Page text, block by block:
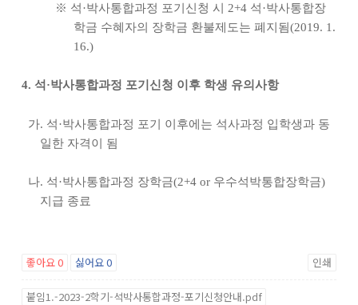
※ 석·박사통합과정 포기신청 시 2+4 석·박사통합장
학금 수혜자의 장학금 환불제도는 폐지됨(2019. 1.
16.)
4. 석·박사통합과정 포기신청 이후 학생 유의사항
가. 석·박사통합과정 포기 이후에는 석사과정 입학생과 동
일한 자격이 됨
나. 석·박사통합과정 장학금(2+4 or 우수석박통합장학금)
지급 종료
좋아요0 싫어요0 인쇄
붙임1.-2023-2학기-석박사통합과정-포기신청안내.pdf